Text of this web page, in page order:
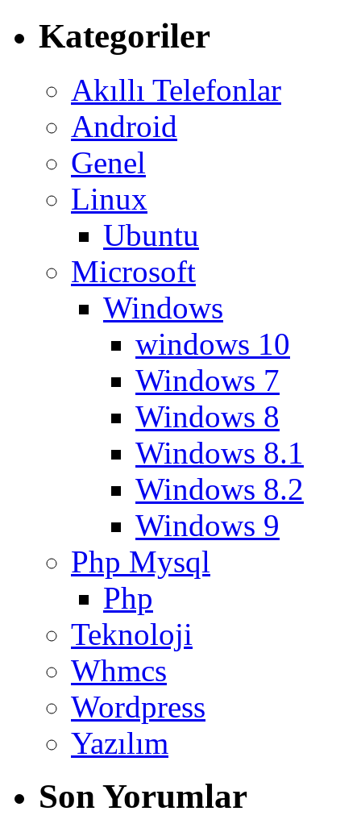
Kategoriler
Akıllı Telefonlar
Android
Genel
Linux
Ubuntu
Microsoft
Windows
windows 10
Windows 7
Windows 8
Windows 8.1
Windows 8.2
Windows 9
Php Mysql
Php
Teknoloji
Whmcs
Wordpress
Yazılım
Son Yorumlar